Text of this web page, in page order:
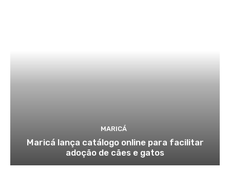
MARICÁ
Maricá lança catálogo online para facilitar
adoção de cães e gatos